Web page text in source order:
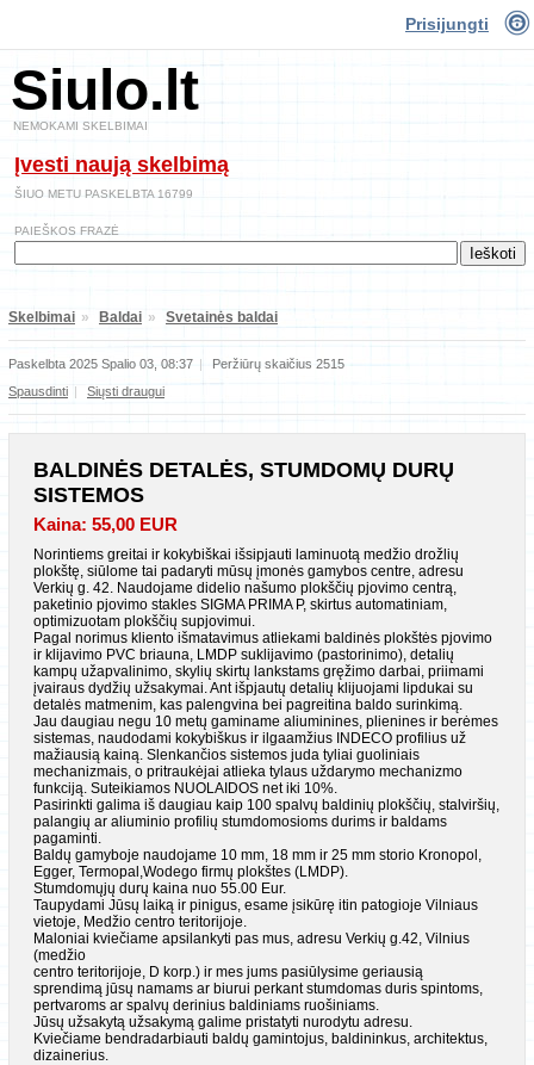
Prisijungti
Siulo.lt
NEMOKAMI SKELBIMAI
Įvesti naują skelbimą
ŠIUO METU PASKELBTA 16799
PAIEŠKOS FRAZĖ
Skelbimai » Baldai » Svetainės baldai
Paskelbta 2025 Spalio 03, 08:37 |
Peržiūrų skaičius 2515
Spausdinti | Siųsti draugui
BALDINĖS DETALĖS, STUMDOMŲ DURŲ
SISTEMOS
Kaina: 55,00 EUR
Norintiems greitai ir kokybiškai išsipjauti laminuotą medžio drožlių
plokštę, siūlome tai padaryti mūsų įmonės gamybos centre, adresu
Verkių g. 42. Naudojame didelio našumo plokščių pjovimo centrą,
paketinio pjovimo stakles SIGMA PRIMA P, skirtus automatiniam,
optimizuotam plokščių supjovimui.
Pagal norimus kliento išmatavimus atliekami baldinės plokštės pjovimo
ir klijavimo PVC briauna, LMDP suklijavimo (pastorinimo), detalių
kampų užapvalinimo, skylių skirtų lankstams gręžimo darbai, priimami
įvairaus dydžių užsakymai. Ant išpjautų detalių klijuojami lipdukai su
detalės matmenim, kas palengvina bei pagreitina baldo surinkimą.
Jau daugiau negu 10 metų gaminame aliuminines, plienines ir berėmes
sistemas, naudodami kokybiškus ir ilgaamžius INDECO profilius už
mažiausią kainą. Slenkančios sistemos juda tyliai guoliniais
mechanizmais, o pritraukėjai atlieka tylaus uždarymo mechanizmo
funkciją. Suteikiamos NUOLAIDOS net iki 10%.
Pasirinkti galima iš daugiau kaip 100 spalvų baldinių plokščių, stalviršių,
palangių ar aliuminio profilių stumdomosioms durims ir baldams
pagaminti.
Baldų gamyboje naudojame 10 mm, 18 mm ir 25 mm storio Kronopol,
Egger, Termopal,Wodego firmų plokštes (LMDP).
Stumdomųjų durų kaina nuo 55.00 Eur.
Taupydami Jūsų laiką ir pinigus, esame įsikūrę itin patogioje Vilniaus
vietoje, Medžio centro teritorijoje.
Maloniai kviečiame apsilankyti pas mus, adresu Verkių g.42, Vilnius
(medžio
centro teritorijoje, D korp.) ir mes jums pasiūlysime geriausią
sprendimą jūsų namams ar biurui perkant stumdomas duris spintoms,
pertvaroms ar spalvų derinius baldiniams ruošiniams.
Jūsų užsakytą užsakymą galime pristatyti nurodytu adresu.
Kviečiame bendradarbiauti baldų gamintojus, baldininkus, architektus,
dizainerius.